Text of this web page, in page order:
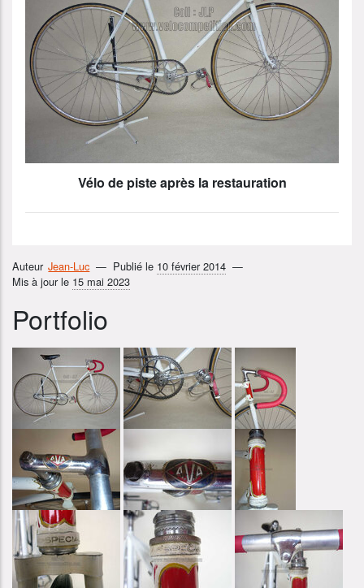
Vélo de piste après la restauration
Auteur Jean-Luc Publié le 10 février 2014
Mis à jour le 15 mai 2023
Portfolio